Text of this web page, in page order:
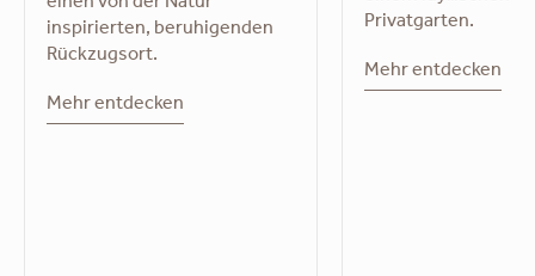
inspirierten, beruhigenden
Rückzugsort.
Mehr entdecken
Privatgarten.
Mehr entdecken